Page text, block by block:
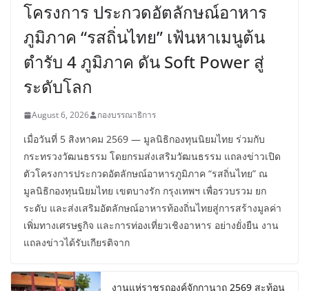
โครงการ ประกวดอัตลักษณ์อาหาร
ภูมิภาค “รสถิ่นไทย” เฟ้นหาเมนูต้น
ตำรับ 4 ภูมิภาค ดัน Soft Power สู่
ระดับโลก
August 6, 2026 กองบรรณาธิการ
เมื่อวันที่ 5 สิงหาคม 2569 — มูลนิธิกองทุนนิยมไทย ร่วมกับ
กระทรวงวัฒนธรรม โดยกรมส่งเสริมวัฒนธรรม แถลงข่าวเปิด
ตัวโครงการประกวดอัตลักษณ์อาหารภูมิภาค “รสถิ่นไทย” ณ
มูลนิธิกองทุนนิยมไทย เขตบางรัก กรุงเทพฯ เพื่อรวบรวม ยก
ระดับ และส่งเสริมอัตลักษณ์อาหารท้องถิ่นไทยสู่การสร้างมูลค่า
เพิ่มทางเศรษฐกิจ และการท่องเที่ยวเชิงอาหาร อย่างยั่งยืน งาน
แถลงข่าวได้รับเกียรติจาก
งานแห่ราชรถองค์จักกานาถ 2569 สะท้อน